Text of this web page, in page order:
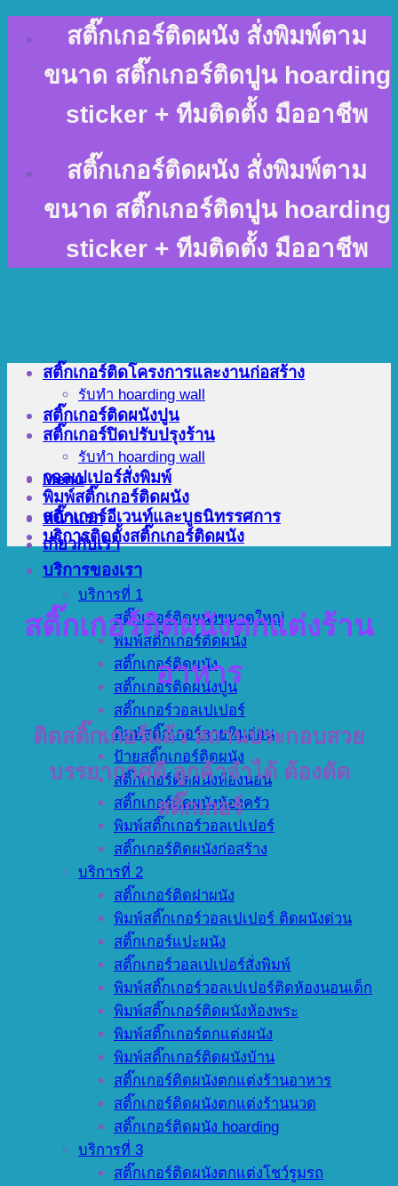
content
สติ๊กเกอร์ติดผนัง สั่งพิมพ์ตาม
ขนาด สติ๊กเกอร์ติดปูน hoarding
sticker + ทีมติดตั้ง มืออาชีพ
สติ๊กเกอร์ติดผนัง สั่งพิมพ์ตาม
ขนาด สติ๊กเกอร์ติดปูน hoarding
sticker + ทีมติดตั้ง มืออาชีพ
Menu
หน้าแรก
เกี่ยวกับเรา
บริการของเรา
บริการที่ 1
สติ๊กเกอร์ติดผนังขนาดใหญ่
พิมพ์สติ๊กเกอร์ติดผนัง
สติ๊กเกอร์ติดผนัง
สติ๊กเกอร์ติดผนังปูน
สติ๊กเกอร์วอลเปเปอร์
พิมพ์สติ๊กเกอร์ลายหินอ่อน
ป้ายสติ๊กเกอร์ติดผนัง
สติ๊กเกอร์ติดผนังห้องนอน
สติ๊กเกอร์ติดผนังห้องครัว
พิมพ์สติ๊กเกอร์วอลเปเปอร์
สติ๊กเกอร์ติดผนังก่อสร้าง
บริการที่ 2
สติ๊กเกอร์ติดฝาผนัง
พิมพ์สติ๊กเกอร์วอลเปเปอร์ ติดผนังด่วน
สติ๊กเกอร์แปะผนัง
สติ๊กเกอร์วอลเปเปอร์สั่งพิมพ์
พิมพ์สติ๊กเกอร์วอลเปเปอร์ติดห้องนอนเด็ก
พิมพ์สติ๊กเกอร์ติดผนังห้องพระ
พิมพ์สติ๊กเกอร์ตกแต่งผนัง
พิมพ์สติ๊กเกอร์ติดผนังบ้าน
สติ๊กเกอร์ติดผนังตกแต่งร้านอาหาร
สติ๊กเกอร์ติดผนังตกแต่งร้านนวด
สติ๊กเกอร์ติดผนัง hoarding
บริการที่ 3
สติ๊กเกอร์ติดผนังตกแต่งโชว์รูมรถ
สติ๊กเกอร์ติดโครงการและงานก่อสร้าง
รับทำ hoarding wall
สติ๊กเกอร์ติดผนังปูน
สติ๊กเกอร์ปิดปรับปรุงร้าน
รับทำ hoarding wall
วอลเปเปอร์สั่งพิมพ์
พิมพ์สติ๊กเกอร์ติดผนัง
สติ๊กเกอร์อีเวนท์และบูธนิทรรศการ
บริการติดตั้งสติ๊กเกอร์ติดผนัง
สติ๊กเกอร์ติดผนังตกแต่งร้าน
อาหาร
ติดสติ๊กเกอร์แล้ว สถานประกอบสวย
บรรยากาศดี ลูกค้าจำได้ ต้องตัด
สติ๊กเกอร์